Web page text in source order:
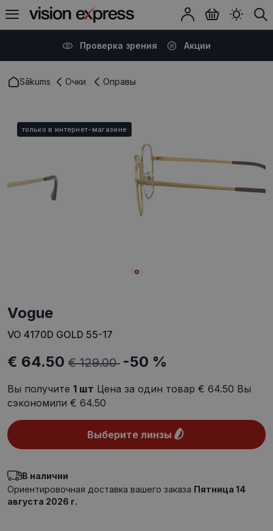
Проверка зрения Акции
Sākums Очки Оправы
только в интернет-магазине
Vogue
VO 4170D GOLD 55-17
€ 64.50 € 129.00 -50 %
Вы получите 1 шт Цена за один товар € 64.50 Вы
сэкономили € 64.50
Выберите линзы
В наличии
Ориентировочная доставка вашего заказа Пятница 14
августа 2026 г.